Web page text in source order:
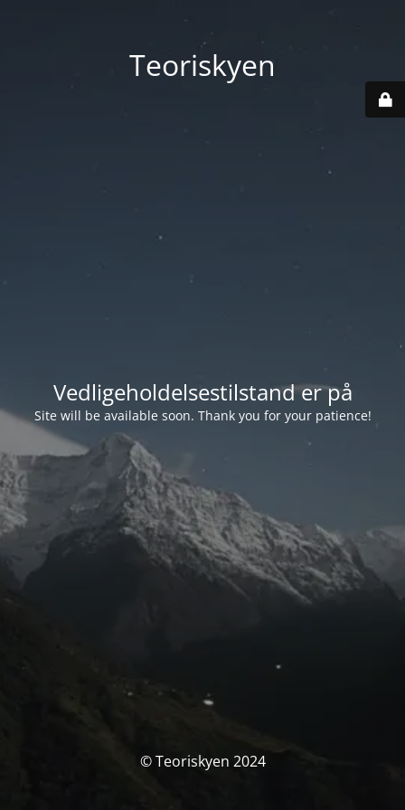
Teoriskyen
Vedligeholdelsestilstand er på
Site will be available soon. Thank you for your patience!
© Teoriskyen 2024